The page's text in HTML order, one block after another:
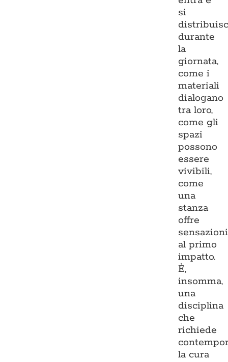
si
durante
la
giornata,
come i
materiali
dialogano
tra loro,
come gli
spazi
possono
essere
vivibili,
come
una
stanza
offre
sensazioni
al primo
impatto.
È,
insomma,
una
disciplina
che
richiede
la cura